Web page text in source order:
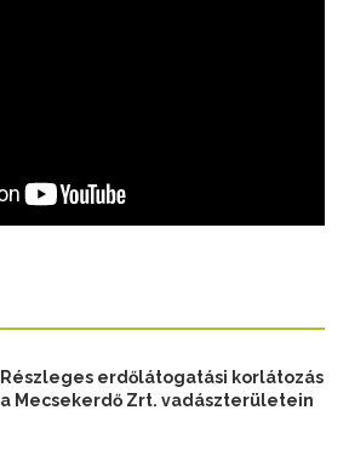
Részleges erdőlátogatási korlátozás
a Mecsekerdő Zrt. vadászterületein